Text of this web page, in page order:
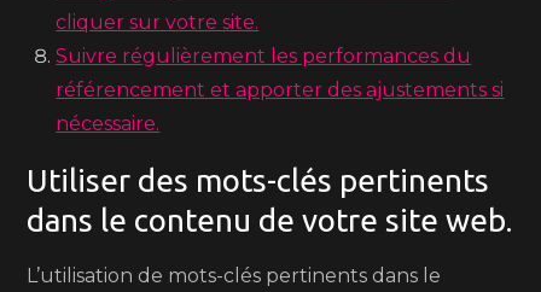
cliquer sur votre site.
Suivre régulièrement les performances du
référencement et apporter des ajustements si
nécessaire.
Utiliser des mots-clés pertinents
dans le contenu de votre site web.
L’utilisation de mots-clés pertinents dans le